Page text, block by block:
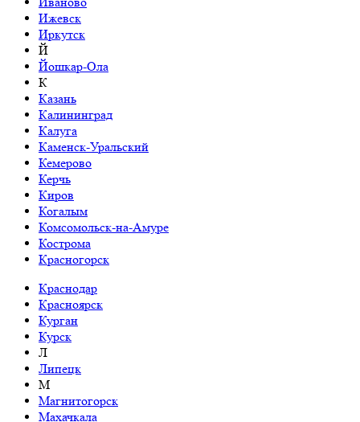
Ижевск
Иркутск
Й
Йошкар-Ола
К
Казань
Калининград
Калуга
Каменск-Уральский
Кемерово
Керчь
Киров
Когалым
Комсомольск-на-Амуре
Кострома
Красногорск
Краснодар
Красноярск
Курган
Курск
Л
Липецк
М
Магнитогорск
Махачкала